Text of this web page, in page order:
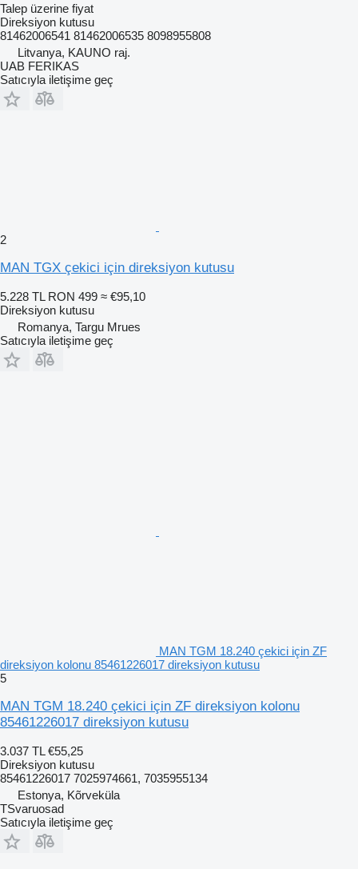
Talep üzerine fiyat
Direksiyon kutusu
81462006541 81462006535 8098955808
Litvanya, KAUNO raj.
UAB FERIKAS
Satıcıyla iletişime geç
2
MAN TGX çekici için direksiyon kutusu
5.228 TL RON 499 ≈ €95,10
Direksiyon kutusu
Romanya, Targu Mrues
Satıcıyla iletişime geç
MAN TGM 18.240 çekici için ZF
direksiyon kolonu 85461226017 direksiyon kutusu
5
MAN TGM 18.240 çekici için ZF direksiyon kolonu
85461226017 direksiyon kutusu
3.037 TL €55,25
Direksiyon kutusu
85461226017 7025974661, 7035955134
Estonya, Kõrveküla
TSvaruosad
Satıcıyla iletişime geç